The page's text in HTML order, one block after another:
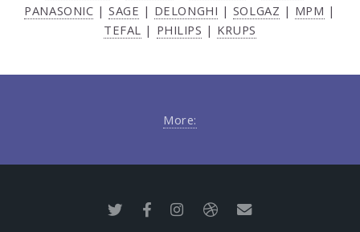
PANASONIC | SAGE | DELONGHI | SOLGAZ | MPM |
TEFAL
| PHILIPS | KRUPS
More: